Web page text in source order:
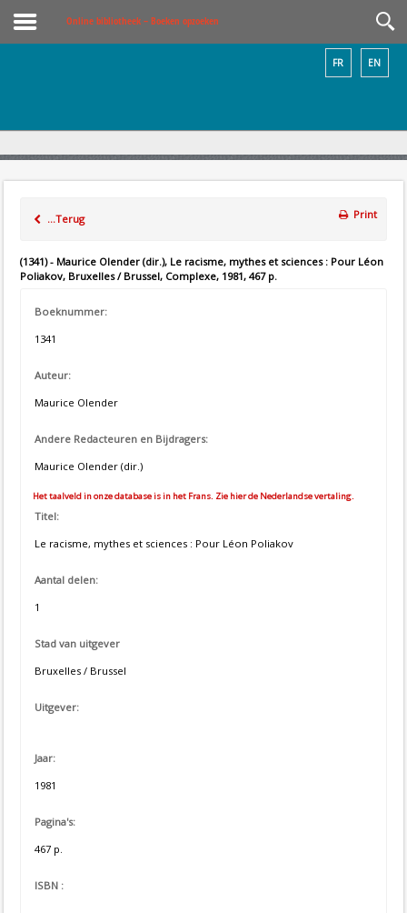
Online bibliotheek – Boeken opzoeken
EN
FR
...Terug Print
(1341) - Maurice Olender (dir.), Le racisme, mythes et sciences : Pour Léon
Poliakov, Bruxelles / Brussel, Complexe, 1981, 467 p.
Boeknummer:
1341
Auteur:
Maurice Olender
Andere Redacteuren en Bijdragers:
Maurice Olender (dir.)
Het taalveld in onze database is in het Frans. Zie hier de Nederlandse vertaling.
Titel:
Le racisme, mythes et sciences : Pour Léon Poliakov
Aantal delen:
1
Stad van uitgever
Bruxelles / Brussel
Uitgever:
Jaar:
1981
Pagina's:
467 p.
ISBN :